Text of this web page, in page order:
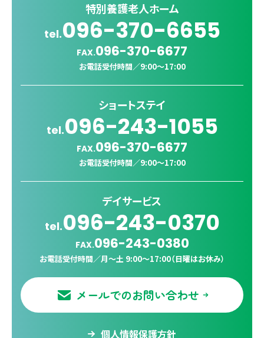
特別養護老人ホーム
tel.096-370-6655
FAX.096-370-6677
お電話受付時間／9:00〜17:00
ショートステイ
tel.096-243-1055
FAX.096-370-6677
お電話受付時間／9:00〜17:00
デイサービス
tel.096-243-0370
FAX.096-243-0380
お電話受付時間／月〜土 9:00〜17:00（日曜はお休み）
メールでのお問い合わせ
個人情報保護方針